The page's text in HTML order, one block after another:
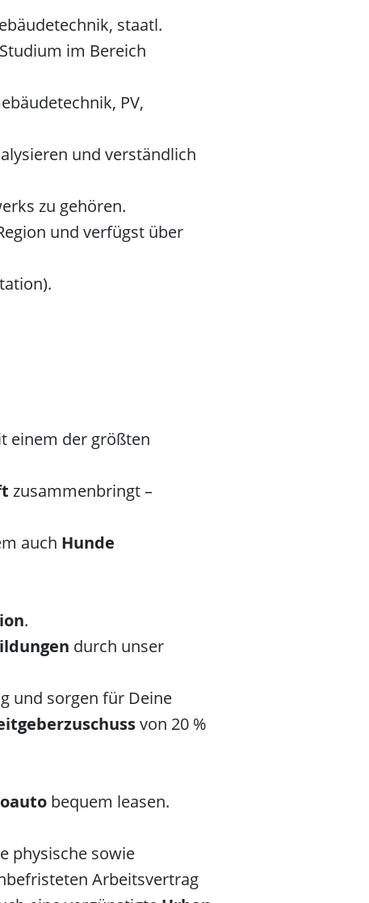
staatl.
im Bereich
PV,
und verständlich
zu gehören.
und verfügst über
einem der größten
zusammenbringt –
auch Hunde
.
durch unser
und sorgen für Deine
von 20 %
bequem leasen.
physische sowie
Arbeitsvertrag